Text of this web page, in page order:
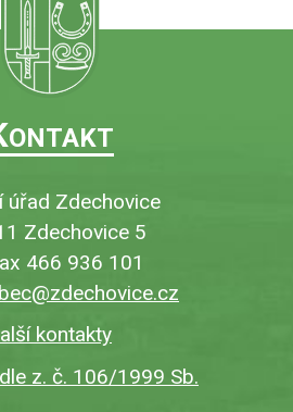
ONTAKT
úřad Zdechovice
Zdechovice 5
466 936 101
kontakty
z. č. 106/1999 Sb.